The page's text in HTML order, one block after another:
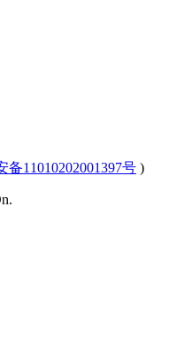
备11010202001397号 )